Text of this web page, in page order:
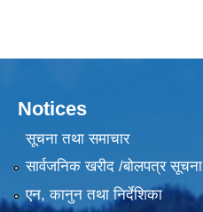
Notices
सूचना तथा समाचार
सार्वजनिक खरीद /बोलपत्र सूचना
एन, कानुन तथा निर्देशिका